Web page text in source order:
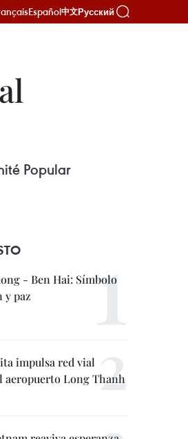
Español中文Русский
Popular
- Ben Hai: Símbolo
y paz
impulsa red vial
aeropuerto Long Thanh